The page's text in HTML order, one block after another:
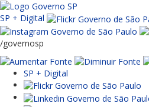
SP + Digital
/governosp
SP + Digital